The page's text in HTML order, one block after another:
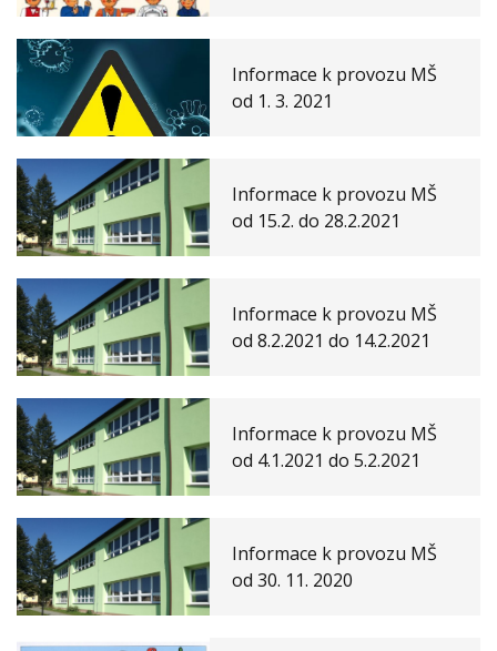
Informace k provozu MŠ
od 1. 3. 2021
Informace k provozu MŠ
od 15.2. do 28.2.2021
Informace k provozu MŠ
od 8.2.2021 do 14.2.2021
Informace k provozu MŠ
od 4.1.2021 do 5.2.2021
Informace k provozu MŠ
od 30. 11. 2020